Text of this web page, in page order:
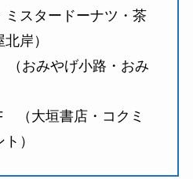
スタードーナツ・茶
北岸）
おみやげ小路・おみ
（大垣書店・コクミ
）